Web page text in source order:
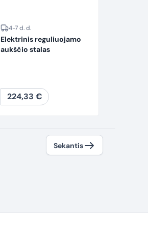
4-7 d. d.
Elektrinis reguliuojamo
aukščio stalas
224,33 €
Sekantis